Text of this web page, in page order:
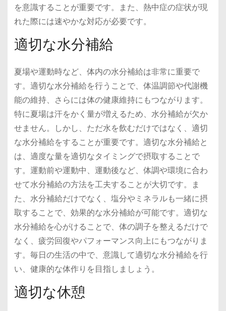
を意識することが重要です。また、熱中症の症状が現
れた際には速やかな対応が必要です。
適切な水分補給
夏場や運動時など、体内の水分補給は非常に重要で
す。適切な水分補給を行うことで、体温調節や代謝機
能の維持、さらには体の健康維持にもつながります。
特に夏場は汗をかく量が増えるため、水分補給が欠か
せません。しかし、ただ水を飲むだけではなく、適切
な水分補給をすることが重要です。適切な水分補給と
は、適度な量を適切なタイミングで摂取することで
す。運動前や運動中、運動後など、体調や環境に合わ
せて水分補給の方法を工夫することが大切です。ま
た、水分補給だけでなく、塩分やミネラルも一緒に摂
取することで、効果的な水分補給が可能です。適切な
水分補給を心がけることで、体の調子を整えるだけで
なく、疲労回復やパフォーマンス向上にもつながりま
す。毎日の生活の中で、意識して適切な水分補給を行
い、健康的な体作りを目指しましょう。
適切な休憩